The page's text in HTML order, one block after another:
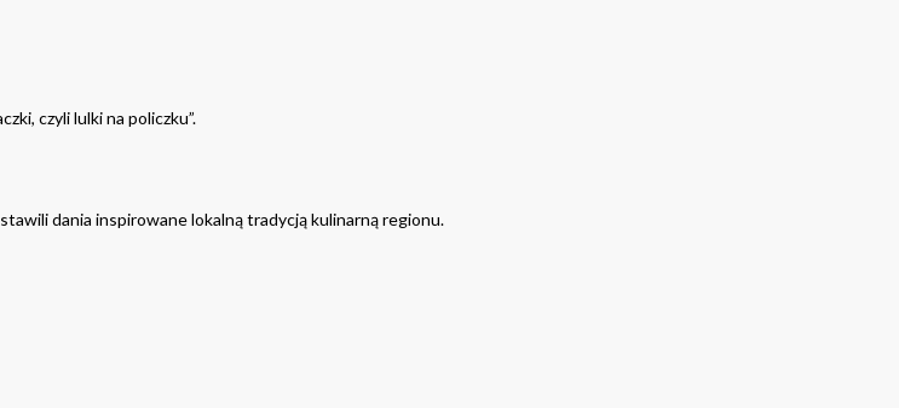
czyli lulki na policzku”.
dania inspirowane lokalną tradycją kulinarną regionu.